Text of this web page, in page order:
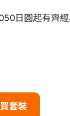
日圓起有齊
套裝